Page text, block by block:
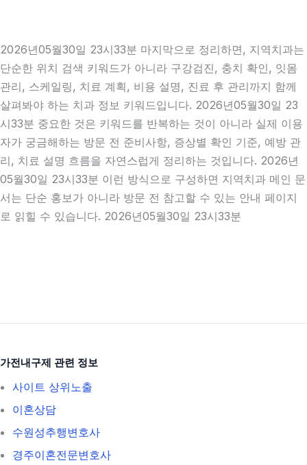
2026년05월30일 23시33분 마지막으로 정리하면, 지역치과는
단순한 위치 검색 키워드가 아니라 구강검진, 충치 확인, 잇몸
관리, 스케일링, 치료 계획, 비용 설명, 진료 후 관리까지 함께
살펴봐야 하는 치과 정보 키워드입니다. 2026년05월30일 23
시33분 중요한 것은 키워드를 반복하는 것이 아니라 실제 이용
자가 궁금해하는 방문 전 준비사항, 증상별 확인 기준, 예방 관
리, 치료 설명 흐름을 자연스럽게 정리하는 것입니다. 2026년
05월30일 23시33분 이런 방식으로 구성하면 지역치과 메인 문
서는 단순 홍보가 아니라 방문 전 참고할 수 있는 안내 페이지
로 읽힐 수 있습니다. 2026년05월30일 23시33분
가전내구제 관련 정보
사이트 상위노출
이혼상담
수원성추행변호사
경주이혼전문변호사